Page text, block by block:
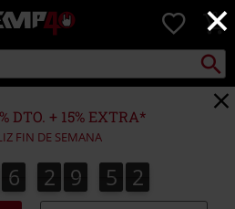
×
EMP
Música,
TV
&
Gaming
Merch
Ropa
Alternativa
0
Buscar
DTO. + 15% EXTRA*
FIN DE SEMANA
6
6 2
2 9
9 5
5 1
2
1
3
2